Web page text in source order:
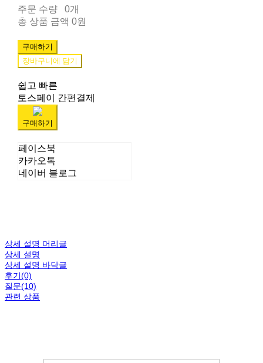
주문 수량
0개
총 상품 금액 0원
구매하기
장바구니에 담기
쉽고 빠른
토스페이 간편결제
구매하기
페이스북
카카오톡
네이버 블로그
상세 설명 머리글
상세 설명
상세 설명 바닥글
후기(0)
질문(10)
관련 상품